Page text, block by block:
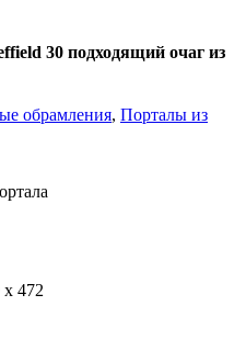
30 подходящий очаг из
обрамления, Порталы из
х 472